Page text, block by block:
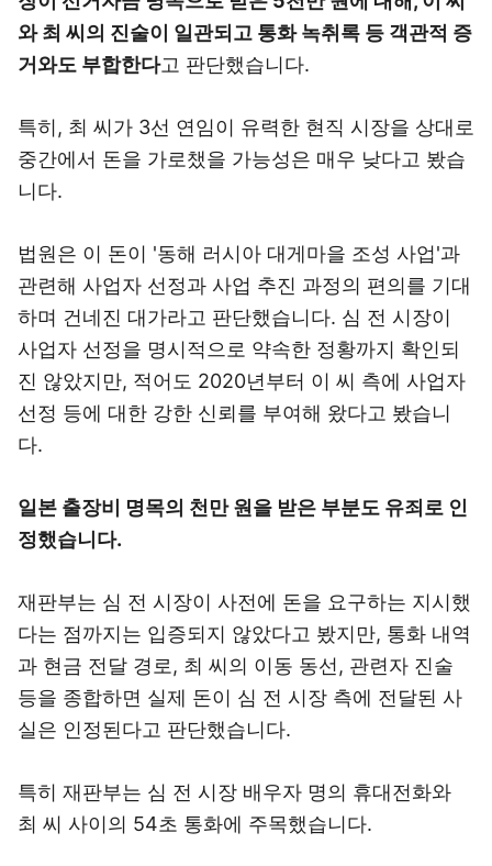
와 최 씨의 진술이 일관되고 통화 녹취록 등 객관적 증
거와도 부합한다고 판단했습니다.
특히, 최 씨가 3선 연임이 유력한 현직 시장을 상대로
중간에서 돈을 가로챘을 가능성은 매우 낮다고 봤습
니다.
법원은 이 돈이 '동해 러시아 대게마을 조성 사업'과
관련해 사업자 선정과 사업 추진 과정의 편의를 기대
하며 건네진 대가라고 판단했습니다. 심 전 시장이
사업자 선정을 명시적으로 약속한 정황까지 확인되
진 않았지만, 적어도 2020년부터 이 씨 측에 사업자
선정 등에 대한 강한 신뢰를 부여해 왔다고 봤습니
다.
일본 출장비 명목의 천만 원을 받은 부분도 유죄로 인
정했습니다.
재판부는 심 전 시장이 사전에 돈을 요구하는 지시했
다는 점까지는 입증되지 않았다고 봤지만, 통화 내역
과 현금 전달 경로, 최 씨의 이동 동선, 관련자 진술
등을 종합하면 실제 돈이 심 전 시장 측에 전달된 사
실은 인정된다고 판단했습니다.
특히 재판부는 심 전 시장 배우자 명의 휴대전화와
최 씨 사이의 54초 통화에 주목했습니다.